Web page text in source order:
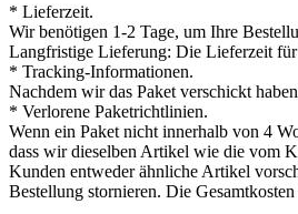
* Lieferzeit.
Wir benötigen 1-2 Tage, um Ihre
Langfristige Lieferung: Die Lieferzeit
* Tracking-Informationen.
Nachdem wir das Paket verschickt
* Verlorene Paketrichtlinien.
Wenn ein Paket nicht innerhalb von 4
dass wir dieselben Artikel wie die vom
Kunden entweder ähnliche Artikel
Bestellung stornieren. Die